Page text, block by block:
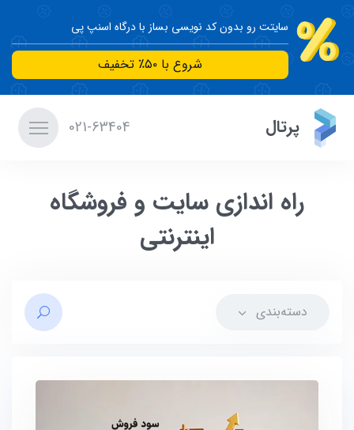
سایتت رو بدون کد نویسی بساز با درگاه اسنپ پی
شروع با ۵۰٪ تخفیف
پرتال 021-63404
راه اندازی سایت و فروشگاه
اینترنتی
دسته‌بندی